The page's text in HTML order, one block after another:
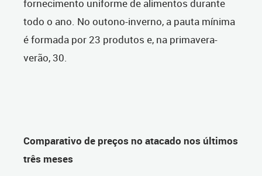
fornecimento uniforme de alimentos durante
todo o ano. No outono-inverno, a pauta mínima
é formada por 23 produtos e, na primavera-
verão, 30.
Comparativo de preços no atacado nos últimos
três meses